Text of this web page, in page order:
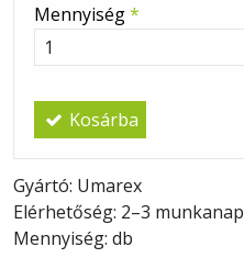
Mennyiség*
Kosárba
Gyártó: Umarex
Elérhetőség: 2–3 munkanap
Mennyiség: db